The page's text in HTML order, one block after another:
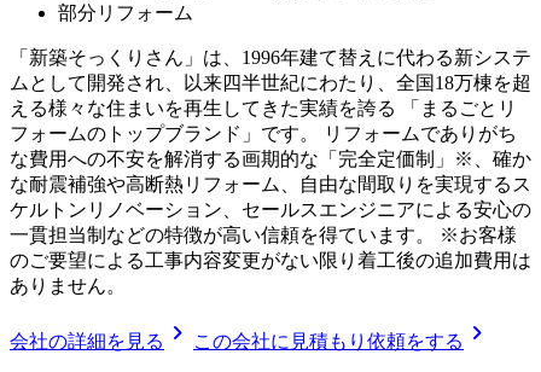
部分リフォーム
「新築そっくりさん」は、1996年建て替えに代わる新システ
ムとして開発され、以来四半世紀にわたり、全国18万棟を超
える様々な住まいを再生してきた実績を誇る 「まるごとリ
フォームのトップブランド」です。 リフォームでありがち
な費用への不安を解消する画期的な「完全定価制」※、確か
な耐震補強や高断熱リフォーム、自由な間取りを実現するス
ケルトンリノベーション、セールスエンジニアによる安心の
一貫担当制などの特徴が高い信頼を得ています。 ※お客様
のご要望による工事内容変更がない限り着工後の追加費用は
ありません。
会社の詳細を見る chevron_right この会社に見積もり依頼をする chevron_right